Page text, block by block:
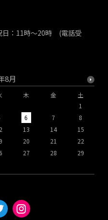
8月
木 金
土
1
6 7
8
13 14
15
20 21
22
27 28
29
日：11時～20時 (電話受